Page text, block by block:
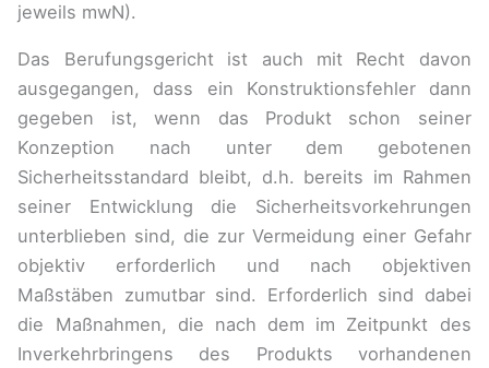
jeweils mwN).
Das Berufungsgericht ist auch mit Recht davon
ausgegangen, dass ein Konstruktionsfehler dann
gegeben ist, wenn das Produkt schon seiner
Konzeption nach unter dem gebotenen
Sicherheitsstandard bleibt, d.h. bereits im Rahmen
seiner Entwicklung die Sicherheitsvorkehrungen
unterblieben sind, die zur Vermeidung einer Gefahr
objektiv erforderlich und nach objektiven
Maßstäben zumutbar sind. Erforderlich sind dabei
die Maßnahmen, die nach dem im Zeitpunkt des
Inverkehrbringens des Produkts vorhandenen